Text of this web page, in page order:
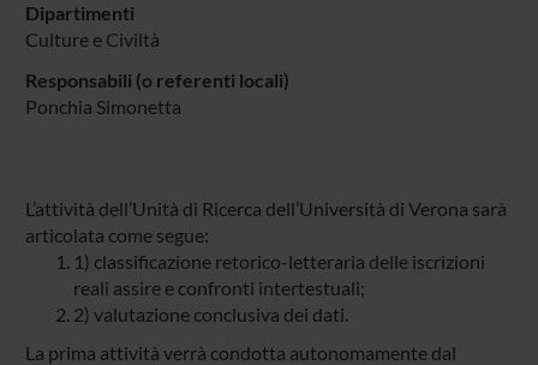
Dipartimenti
Culture e Civiltà
Responsabili (o referenti locali)
Ponchia Simonetta
L’attività dell’Unità di Ricerca dell’Università di Verona sarà
articolata come segue:
1) classificazione retorico-letteraria delle iscrizioni
reali assire e confronti intertestuali;
2) valutazione conclusiva dei dati.
La prima attività verrà condotta autonomamente dal